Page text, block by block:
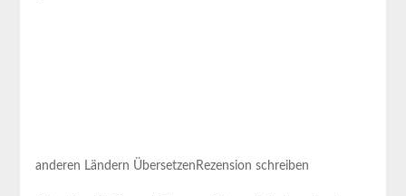
anderen Ländern ÜbersetzenRezension schreiben